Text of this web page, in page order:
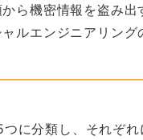
ら機密情報を盗み出
ルエンジニアリング
に分類し、それぞれ